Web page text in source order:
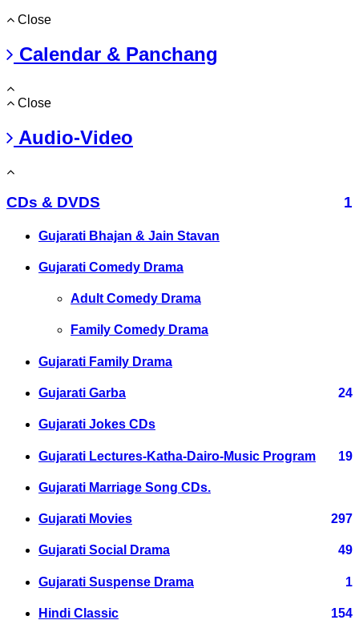
Close
Calendar & Panchang
Close
Audio-Video
CDs & DVDS 1
Gujarati Bhajan & Jain Stavan
Gujarati Comedy Drama
Adult Comedy Drama
Family Comedy Drama
Gujarati Family Drama
Gujarati Garba 24
Gujarati Jokes CDs
Gujarati Lectures-Katha-Dairo-Music Program 19
Gujarati Marriage Song CDs.
Gujarati Movies 297
Gujarati Social Drama 49
Gujarati Suspense Drama 1
Hindi Classic 154